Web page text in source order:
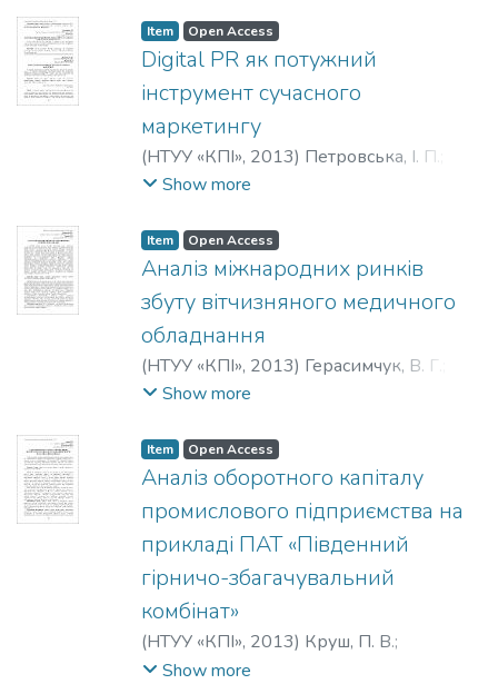
Item Open Access
Digital PR як потужний
інструмент сучасного
маркетингу
(НТУУ «КПІ», 2013) Петровська, І. П.
Черноус, В. І.;
Show more
Item Open Access
Аналіз міжнародних ринків
збуту вітчизняного медичного
обладнання
(НТУУ «КПІ», 2013) Герасимчук, В. Г.
Сакова, М. О.;
Show more
Item Open Access
Аналіз оборотного капіталу
промислового підприємства на
прикладі ПАТ «Південний
гірничо-збагачувальний
комбінат»
(НТУУ «КПІ», 2013) Круш, П. В.;
Рудковська, Ю. В.
Show more